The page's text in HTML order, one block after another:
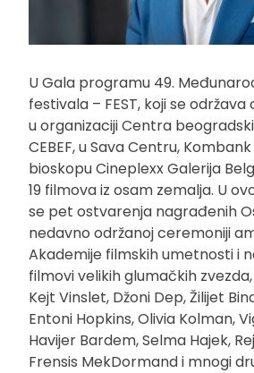
U Gala programu 49.
festivala – FEST, koji se održava
u organizaciji Centra
CEBEF, u Sava Centru,
bioskopu Cineplexx Galerija
19 filmova iz osam zemalja. U
se pet ostvarenja nagrađenih
nedavno održanoj ceremoniji
Akademije filmskih umetnosti i
filmovi velikih glumačkih
Kejt Vinslet, Džoni Dep, Žilijet
Entoni Hopkins, Olivia Kolman,
Havijer Bardem, Selma Hajek,
Frensis MekDormand i mnogi